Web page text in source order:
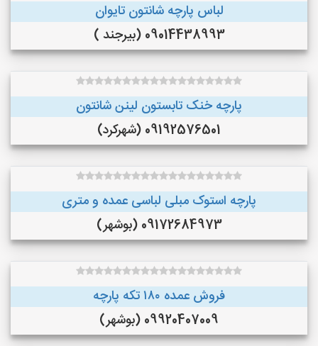
لباس پارچه شانتون تایوان
09014438993 (بیرجند )
پارچه خنک تابستون لینن شانتون
09192576501 (شهرکرد)
پارچه استوک مبلی لباسی عمده و متری
09172684973 (بوشهر)
فروش عمده ۱۸۰ تکه پارچه
09920407009 (بوشهر)